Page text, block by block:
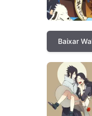
Baixar